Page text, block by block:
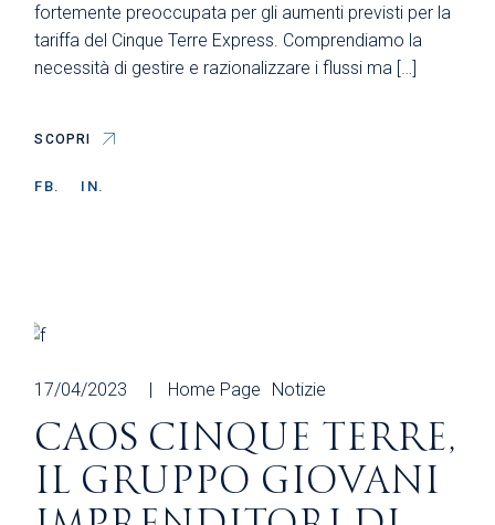
fortemente preoccupata per gli aumenti previsti per la
tariffa del Cinque Terre Express. Comprendiamo la
necessità di gestire e razionalizzare i flussi ma […]
SCOPRI
FB. IN.
17/04/2023 Home Page Notizie
CAOS CINQUE TERRE,
IL GRUPPO GIOVANI